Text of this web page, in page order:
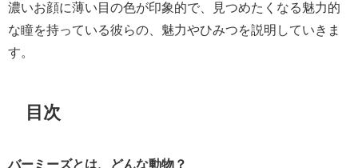
濃いお顔に薄い目の色が印象的で、見つめたくなる魅力的
な瞳を持っている彼らの、魅力やひみつを説明していきま
す。
目次
バーミーズとは、どんな動物？